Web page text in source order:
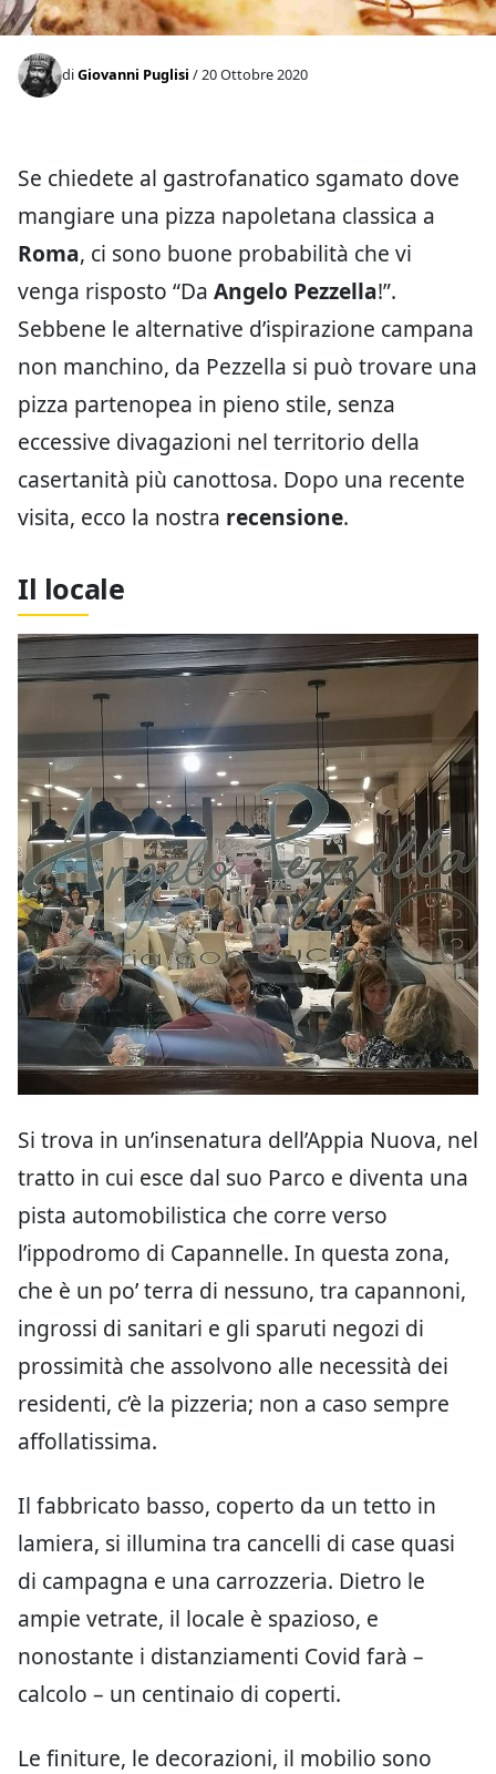
diGiovanni Puglisi / 20 Ottobre 2020
Se chiedete al gastrofanatico sgamato dove
mangiare una pizza napoletana classica a
Roma, ci sono buone probabilità che vi
venga risposto “Da Angelo Pezzella!”.
Sebbene le alternative d’ispirazione campana
non manchino, da Pezzella si può trovare una
pizza partenopea in pieno stile, senza
eccessive divagazioni nel territorio della
casertanità più canottosa. Dopo una recente
visita, ecco la nostra recensione.
Il locale
Si trova in un’insenatura dell’Appia Nuova, nel
tratto in cui esce dal suo Parco e diventa una
pista automobilistica che corre verso
l’ippodromo di Capannelle. In questa zona,
che è un po’ terra di nessuno, tra capannoni,
ingrossi di sanitari e gli sparuti negozi di
prossimità che assolvono alle necessità dei
residenti, c’è la pizzeria; non a caso sempre
affollatissima.
Il fabbricato basso, coperto da un tetto in
lamiera, si illumina tra cancelli di case quasi
di campagna e una carrozzeria. Dietro le
ampie vetrate, il locale è spazioso, e
nonostante i distanziamenti Covid farà –
calcolo – un centinaio di coperti.
Le finiture, le decorazioni, il mobilio sono